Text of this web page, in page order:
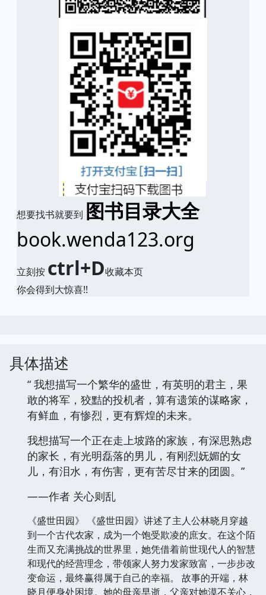
想要找书就要到 图书目录大全
book.wenda123.org
立刻按 ctrl+D收藏本页
你会得到大惊喜!!
具体描述
“ 我想描写一个繁华的盛世，有英明的君主，果
敢的将军，狡黠的投机者，算有遗策的谋略家，
有鲜血，有惨烈，更有辉煌的未来。
我想描写一个正在走上坡路的家族，有深思熟虑
的家长，有光明磊落的男儿，有刚烈妩媚的女
儿，有泪水，有伤害，更有苦尽甘来的团圆。”
——作者 关心则乱
《盛世田园》 《盛世田园》讲述了主人公林晓月穿越
到一个古代农家，成为一个饱受欺凌的庶女。在这个陌
生而又充满挑战的世界里，她凭借着前世现代人的智慧
和现代的经营理念，带领家人努力发家致富，一步步改
变命运，最终赢得属于自己的幸福。 故事的开端，林
晓月便身处困境。她的母亲早逝，父亲对她漠不关心，